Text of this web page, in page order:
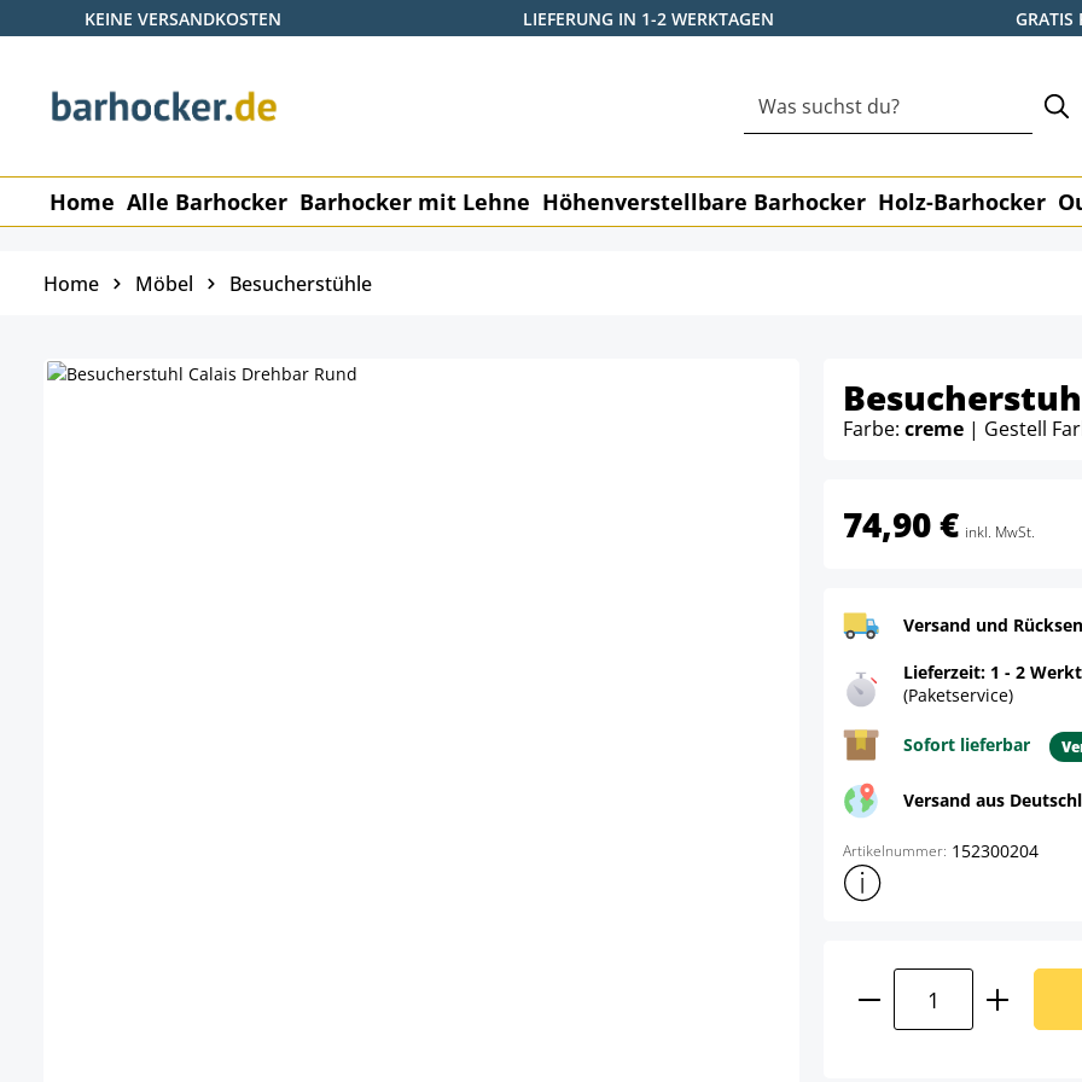
Hauptinhalt springen
Zur Suche springen
Zur Hauptnavigation springen
KEINE VERSANDKOSTEN LIEFERUNG IN 1-2 WERKTAGEN GRATIS
Home Alle Barhocker Barhocker mit Lehne Höhenverstellbare Barhocker Holz-Barhocker
Home Möbel Besucherstühle
Farbe: creme | Gestell
74,90 € inkl. MwSt.
Versand und
Lieferzeit: 1 - 2
(Paketservice)
Sofort lieferbar
Versand aus
Artikelnummer: 152300204
Weitere
Produkt Anzahl: